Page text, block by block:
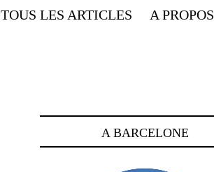
TOUS LES ARTICLES A PROPOS
A BARCELONE